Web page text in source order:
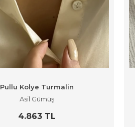
Pullu Kolye Turmalin
Asil Gümüş
4.863 TL